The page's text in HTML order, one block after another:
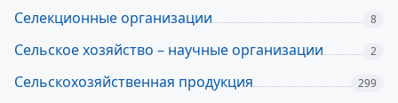
Селекционные организации 8
Сельское хозяйство – научные организации 2
Сельскохозяйственная продукция 299